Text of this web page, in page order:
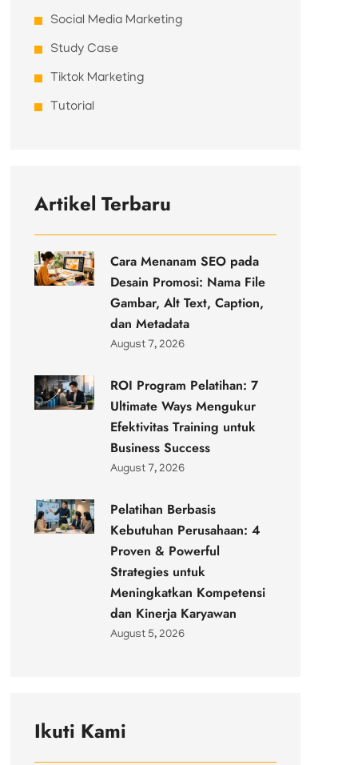
Social Media Marketing
Study Case
Tiktok Marketing
Tutorial
Artikel Terbaru
Cara Menanam SEO pada
Desain Promosi: Nama File
Gambar, Alt Text, Caption,
dan Metadata
August 7, 2026
ROI Program Pelatihan: 7
Ultimate Ways Mengukur
Efektivitas Training untuk
Business Success
August 7, 2026
Pelatihan Berbasis
Kebutuhan Perusahaan: 4
Proven & Powerful
Strategies untuk
Meningkatkan Kompetensi
dan Kinerja Karyawan
August 5, 2026
Ikuti Kami